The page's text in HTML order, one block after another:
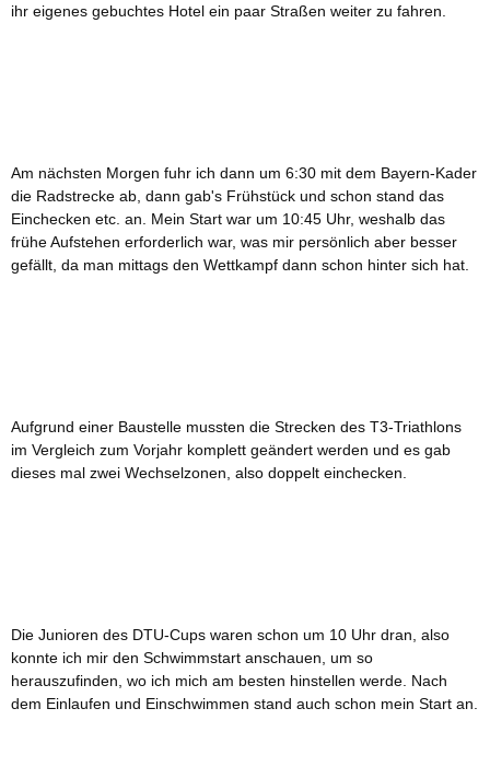
ihr eigenes gebuchtes Hotel ein paar Straßen weiter zu fahren.
Am nächsten Morgen fuhr ich dann um 6:30 mit dem Bayern-Kader
die Radstrecke ab, dann gab's Frühstück und schon stand das
Einchecken etc. an. Mein Start war um 10:45 Uhr, weshalb das
frühe Aufstehen erforderlich war, was mir persönlich aber besser
gefällt, da man mittags den Wettkampf dann schon hinter sich hat.
Aufgrund einer Baustelle mussten die Strecken des T3-Triathlons
im Vergleich zum Vorjahr komplett geändert werden und es gab
dieses mal zwei Wechselzonen, also doppelt einchecken.
Die Junioren des DTU-Cups waren schon um 10 Uhr dran, also
konnte ich mir den Schwimmstart anschauen, um so
herauszufinden, wo ich mich am besten hinstellen werde. Nach
dem Einlaufen und Einschwimmen stand auch schon mein Start an.